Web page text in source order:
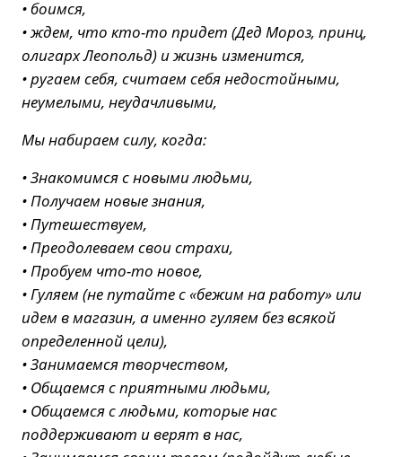
• боимся,
• ждем, что кто-то придет (Дед Мороз, принц,
олигарх Леопольд) и жизнь изменится,
• ругаем себя, считаем себя недостойными,
неумелыми, неудачливыми,
Мы набираем силу, когда:
• Знакомимся с новыми людьми,
• Получаем новые знания,
• Путешествуем,
• Преодолеваем свои страхи,
• Пробуем что-то новое,
• Гуляем (не путайте с «бежим на работу» или
идем в магазин, а именно гуляем без всякой
определенной цели),
• Занимаемся творчеством,
• Общаемся с приятными людьми,
• Общаемся с людьми, которые нас
поддерживают и верят в нас,